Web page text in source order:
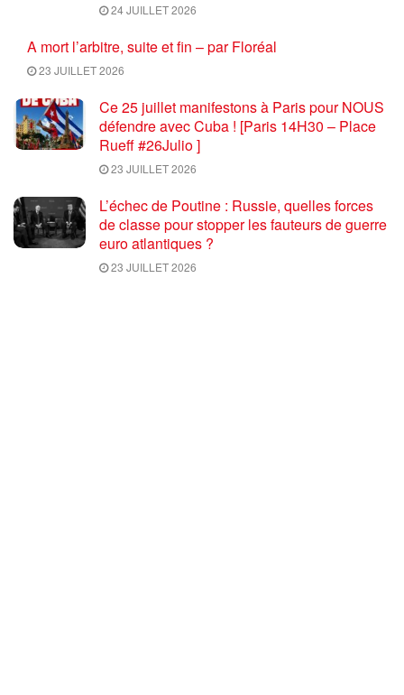
24 JUILLET 2026
A mort l’arbitre, suite et fin – par Floréal
23 JUILLET 2026
Ce 25 juillet manifestons à Paris pour NOUS
défendre avec Cuba ! [Paris 14H30 – Place
Rueff #26Julio ]
23 JUILLET 2026
L’échec de Poutine : Russie, quelles forces
de classe pour stopper les fauteurs de guerre
euro atlantiques ?
23 JUILLET 2026